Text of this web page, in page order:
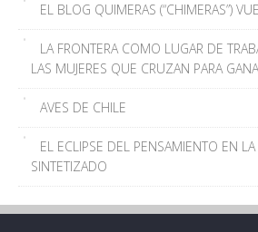
EL BLOG QUIMERAS (“CHIMERAS”)
LA FRONTERA COMO LUGAR DE
LAS MUJERES QUE CRUZAN PARA
AVES DE CHILE
EL ECLIPSE DEL PENSAMIENTO EN
SINTETIZADO